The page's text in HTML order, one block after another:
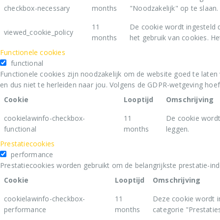
checkbox-necessary
months
"Noodzakelijk" op te slaan.
viewed_cookie_policy
11
months
De cookie wordt ingesteld
het gebruik van cookies.
Functionele cookies
functional
Functionele cookies zijn noodzakelijk om de website goed te
en dus niet te herleiden naar jou. Volgens de GDPR-wetgeving
Cookie
Looptijd
Omschrijving
cookielawinfo-checkbox-
functional
11
months
De cookie
leggen.
Prestatiecookies
performance
Prestatiecookies worden gebruikt om de belangrijkste prestatie-
Cookie
Looptijd
Omschrijving
cookielawinfo-checkbox-
performance
11
months
Deze cookie wordt
categorie